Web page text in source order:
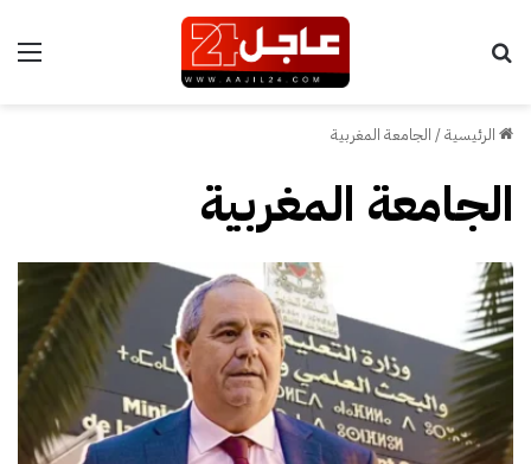
الرئيسية/ الجامعة المغربية
الجامعة المغربية